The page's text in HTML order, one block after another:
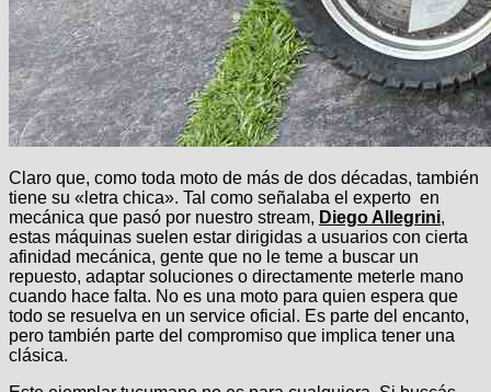
Claro que, como toda moto de más de dos décadas, también
tiene su «letra chica». Tal como señalaba el experto en
mecánica que pasó por nuestro stream, Diego Allegrini,
estas máquinas suelen estar dirigidas a usuarios con cierta
afinidad mecánica, gente que no le teme a buscar un
repuesto, adaptar soluciones o directamente meterle mano
cuando hace falta. No es una moto para quien espera que
todo se resuelva en un service oficial. Es parte del encanto,
pero también parte del compromiso que implica tener una
clásica.